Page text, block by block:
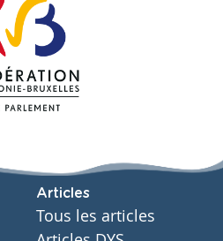
Articles
Tous les articles